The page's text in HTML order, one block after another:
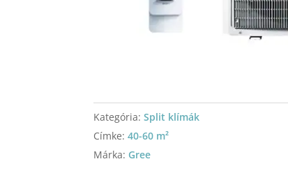
Kategória:Split klímák
Címke:40-60 m²
Márka: Gree